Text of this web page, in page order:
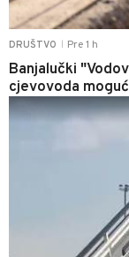
DRUŠTVO Pre 1 h
Banjalučki
cjevovoda